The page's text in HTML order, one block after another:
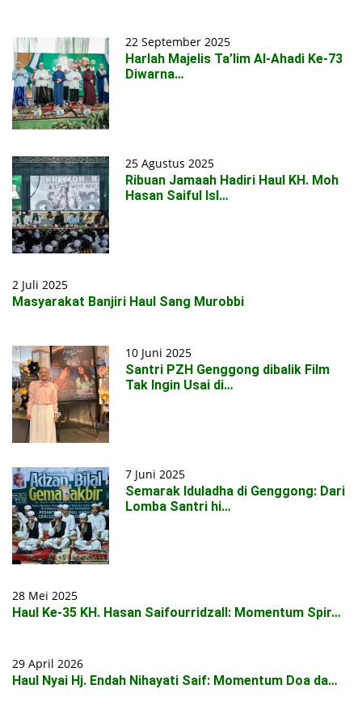
22 September 2025
Harlah Majelis Ta’lim Al-Ahadi Ke-73
Diwarna…
25 Agustus 2025
Ribuan Jamaah Hadiri Haul KH. Moh
Hasan Saiful Isl…
2 Juli 2025
Masyarakat Banjiri Haul Sang Murobbi
10 Juni 2025
Santri PZH Genggong dibalik Film
Tak Ingin Usai di…
7 Juni 2025
Semarak Iduladha di Genggong: Dari
Lomba Santri hi…
28 Mei 2025
Haul Ke-35 KH. Hasan Saifourridzall: Momentum Spir…
29 April 2026
Haul Nyai Hj. Endah Nihayati Saif: Momentum Doa da…